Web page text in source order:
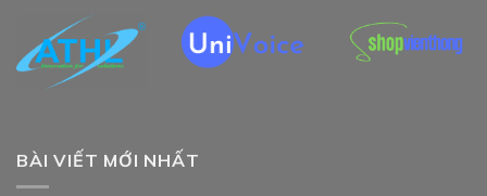
BÀI VIẾT MỚI NHẤT